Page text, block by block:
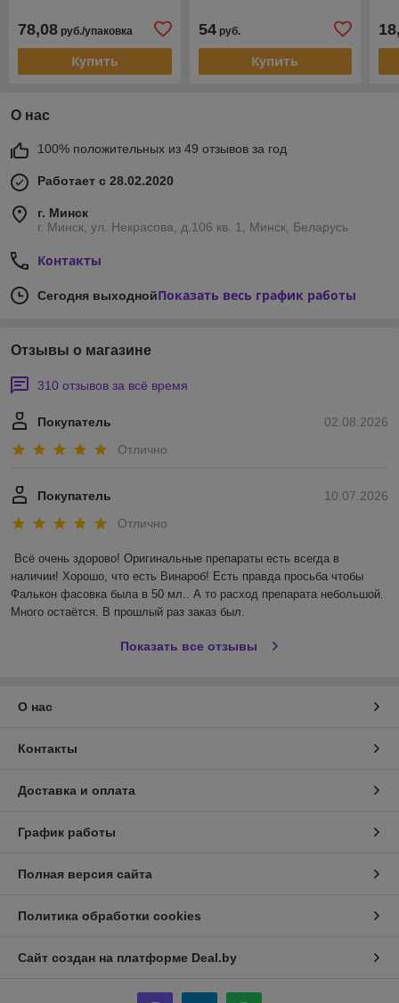
78,08 руб./упаковка
Купить
54руб.
Купить
О нас
100% положительных из 49 отзывов за год
Работает с 28.02.2020
г. Минск
г. Минск, ул. Некрасова, д.106 кв. 1, Минск, Беларусь
Контакты
Сегодня выходнойПоказать весь график работы
Отзывы о магазине
310 отзывов за всё время
02.08.2026
Покупатель
Отлично
10.07.2026
Покупатель
Отлично
Всё очень здорово! Оригинальные препараты есть всегда в
наличии! Хорошо, что есть Винароб! Есть правда просьба чтобы
Фалькон фасовка была в 50 мл.. А то расход препарата небольшой.
Много остаётся. В прошлый раз заказ был.
Показать все отзывы
О нас
Контакты
Доставка и оплата
График работы
Полная версия сайта
Политика обработки cookies
Сайт создан на платформе Deal.by